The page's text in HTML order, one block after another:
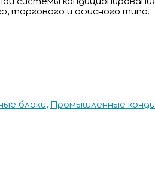
торгового и офисного типа.
блоки, Промышленные